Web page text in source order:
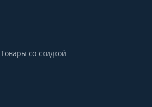
Товары со скидкой